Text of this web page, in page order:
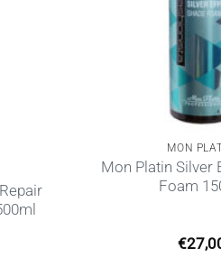
MON
Mon Platin Silver
Foam
€